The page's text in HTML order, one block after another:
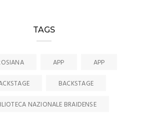
TAGS
APP
APP
BACKSTAGE
NAZIONALE BRAIDENSE